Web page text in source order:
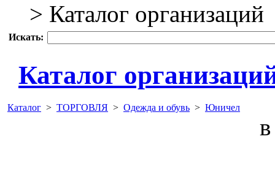
> Каталог организаций
Искать:
Каталог
Каталог > ТОРГОВЛЯ > Одежда и обувь > Юничел